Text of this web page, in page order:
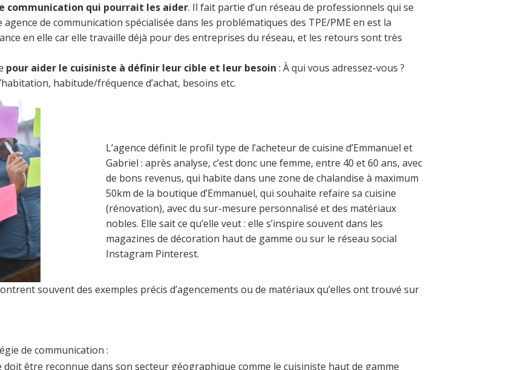
communication qui pourrait les aider. Il fait partie d’un réseau de professionnels qui se
de communication spécialisée dans les problématiques des TPE/PME en est la
en elle car elle travaille déjà pour des entreprises du réseau, et les retours sont très
pour aider le cuisiniste à définir leur cible et leur besoin : À qui vous adressez-vous ?
habitude/fréquence d’achat, besoins etc.
L’agence définit le profil type de l’acheteur de cuisine d’Emmanuel et
Gabriel : après analyse, c’est donc une femme, entre 40 et 60 ans, avec
de bons revenus, qui habite dans une zone de chalandise à maximum
50km de la boutique d’Emmanuel, qui souhaite refaire sa cuisine
(rénovation), avec du sur-mesure personnalisé et des matériaux
nobles. Elle sait ce qu’elle veut : elle s’inspire souvent dans les
magazines de décoration haut de gamme ou sur le réseau social
Instagram Pinterest.
souvent des exemples précis d’agencements ou de matériaux qu’elles ont trouvé sur
de communication :
être reconnue dans son secteur géographique comme le cuisiniste haut de gamme